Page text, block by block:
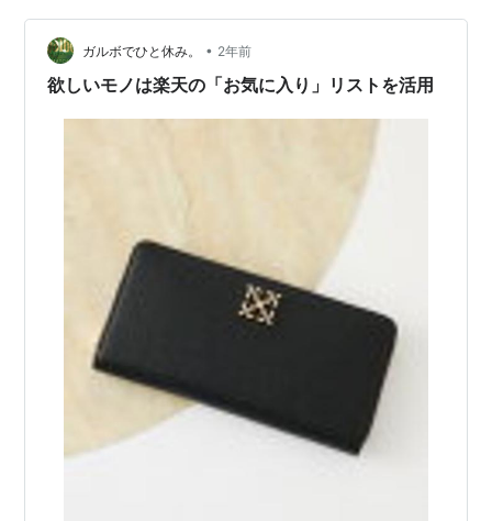
す。 カジュアル感もあるので、通勤だけで無く日常遣い
にも使えます。 今はショルダーバッグを使っています。
使っているラシットのショルダーバックです。…
ガルボでひと休み。 • 2年前
欲しいモノは楽天の「お気に入り」リストを活用